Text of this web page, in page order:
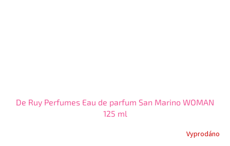
De Ruy Perfumes Eau de parfum San Marino WOMAN
125 ml
Vyprodáno